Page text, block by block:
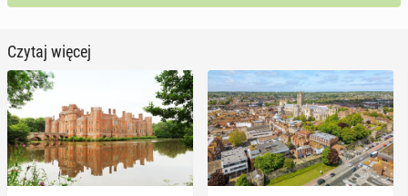
Czytaj więcej